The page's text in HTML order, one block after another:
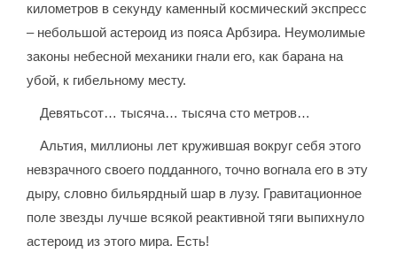
километров в секунду каменный космический экспресс
– небольшой астероид из пояса Арбзира. Неумолимые
законы небесной механики гнали его, как барана на
убой, к гибельному месту.
Девятьсот… тысяча… тысяча сто метров…
Альтия, миллионы лет кружившая вокруг себя этого
невзрачного своего подданного, точно вогнала его в эту
дыру, словно бильярдный шар в лузу. Гравитационное
поле звезды лучше всякой реактивной тяги выпихнуло
астероид из этого мира. Есть!